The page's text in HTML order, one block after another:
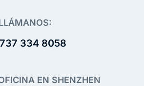
334 8058
EN SHENZHEN